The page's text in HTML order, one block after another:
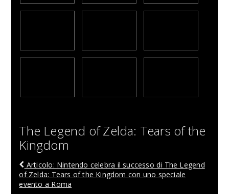
The Legend of Zelda: Tears of the
Kingdom
Articolo: Nintendo celebra il successo di The Legend
of Zelda: Tears of the Kingdom con uno speciale
evento a Roma